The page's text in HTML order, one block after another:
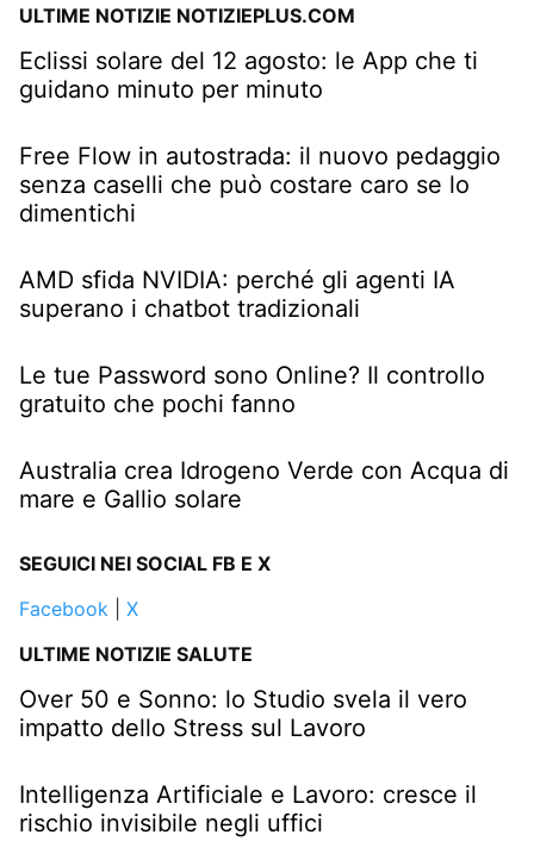
ULTIME NOTIZIE NOTIZIEPLUS.COM
Eclissi solare del 12 agosto: le App che ti
guidano minuto per minuto
Free Flow in autostrada: il nuovo pedaggio
senza caselli che può costare caro se lo
dimentichi
AMD sfida NVIDIA: perché gli agenti IA
superano i chatbot tradizionali
Le tue Password sono Online? Il controllo
gratuito che pochi fanno
Australia crea Idrogeno Verde con Acqua di
mare e Gallio solare
SEGUICI NEI SOCIAL FB E X
Facebook
X
ULTIME NOTIZIE SALUTE
Over 50 e Sonno: lo Studio svela il vero
impatto dello Stress sul Lavoro
Intelligenza Artificiale e Lavoro: cresce il
rischio invisibile negli uffici